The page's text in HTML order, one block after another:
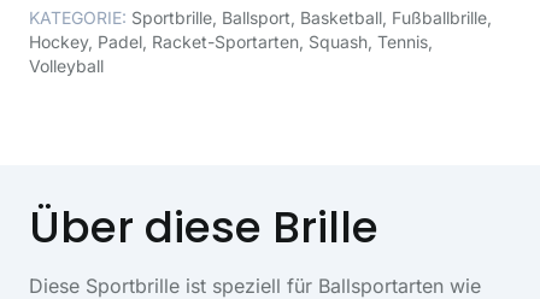
KATEGORIE: Sportbrille, Ballsport, Basketball, Fußballbrille,
Hockey, Padel, Racket-Sportarten, Squash, Tennis,
Volleyball
Über diese Brille
Diese Sportbrille ist speziell für Ballsportarten wie